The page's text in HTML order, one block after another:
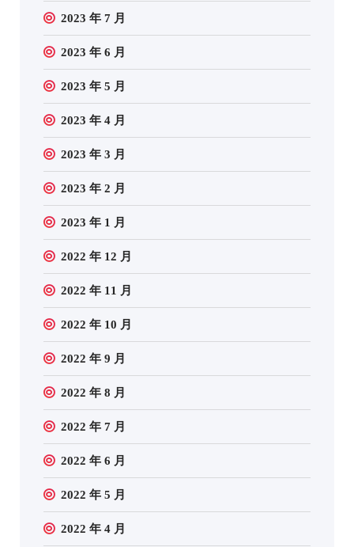
2023 年 7 月
2023 年 6 月
2023 年 5 月
2023 年 4 月
2023 年 3 月
2023 年 2 月
2023 年 1 月
2022 年 12 月
2022 年 11 月
2022 年 10 月
2022 年 9 月
2022 年 8 月
2022 年 7 月
2022 年 6 月
2022 年 5 月
2022 年 4 月